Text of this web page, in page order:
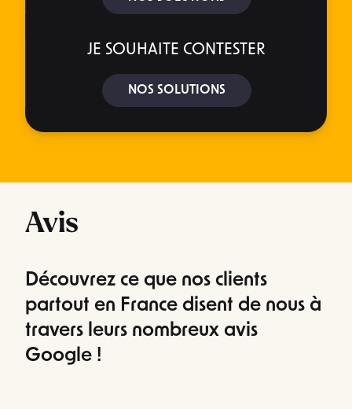
JE SOUHAITE CONTESTER
NOS SOLUTIONS
Avis
Découvrez ce que nos clients
partout en France disent de nous à
travers leurs nombreux avis
Google !